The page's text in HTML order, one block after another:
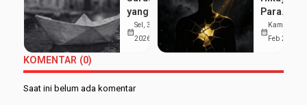
yang
Berlayar
di
Selokan
calendar_month
Sel, 3 Mar
2026
Para
Pemeluk
Luka
calendar_month
Kam, 5
Feb 2026
KOMENTAR (0)
Saat ini belum ada komentar